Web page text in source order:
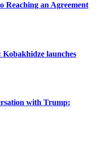
Reaching an Agreement
Kobakhidze launches
with Trump: